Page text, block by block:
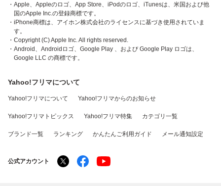
・Apple、Appleのロゴ、App Store、iPodのロゴ、iTunesは、米国および他
国のApple Inc.の登録商標です。
・iPhone商標は、アイホン株式会社のライセンスに基づき使用されていま
す。
・Copyright (C) Apple Inc. All rights reserved.
・Android、Androidロゴ、Google Play 、および Google Play ロゴは、
Google LLC の商標です。
Yahoo!フリマについて
Yahoo!フリマについて Yahoo!フリマからのお知らせ
Yahoo!フリマトピックス Yahoo!フリマ特集 カテゴリ一覧
ブランド一覧 ランキング かんたんご利用ガイド メール通知設定
公式アカウント